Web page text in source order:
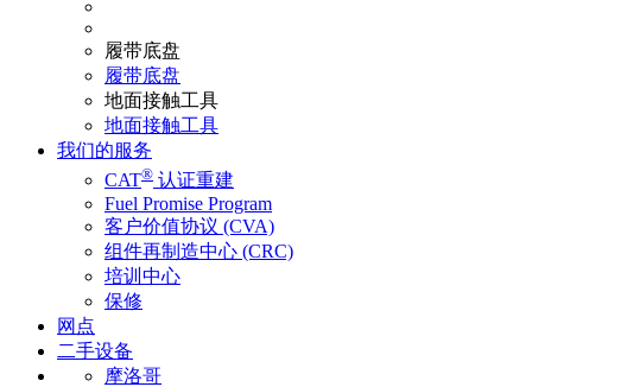
履带底盘
履带底盘
地面接触工具
地面接触工具
我们的服务
CAT® 认证重建
Fuel Promise Program
客户价值协议 (CVA)
组件再制造中心 (CRC)
培训中心
保修
网点
二手设备
摩洛哥